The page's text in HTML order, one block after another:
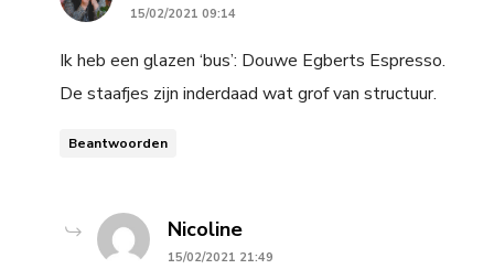
15/02/2021 09:14
Ik heb een glazen ‘bus’: Douwe Egberts Espresso.
De staafjes zijn inderdaad wat grof van structuur.
Beantwoorden
Nicolinesays:
15/02/2021 21:49